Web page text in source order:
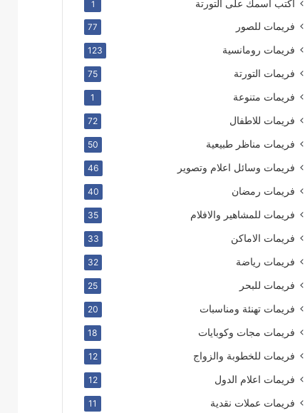
اكتب اسمك على التورتة 1
فريمات للصور 77
فريمات رومانسية 123
فريمات التورتة 75
فريمات متنوعة 1
فريمات للاطفال 72
فريمات مناظر طبيعية 50
فريمات وسائل اعلام وتصوير 46
فريمات رمضان 40
فريمات للمشاهير والافلام 35
فريمات الاماكن 33
فريمات رياضة 32
فريمات للبحر 25
فريمات تهنئة ومناسبات 20
فريمات مجات وكوبايات 18
فريمات للخطوبة والزواج 12
فريمات اعلام الدول 12
فريمات عملات نقدية 11